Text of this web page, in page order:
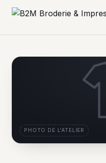
PHOTO DE L'ATELIER